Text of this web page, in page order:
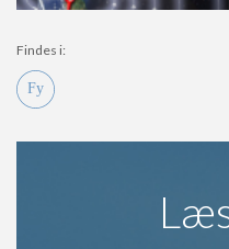
Findes i: